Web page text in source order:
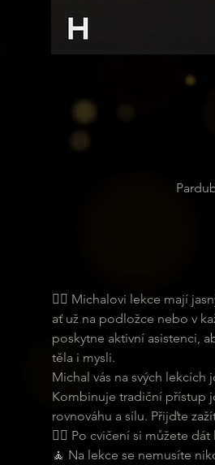
🧘‍♀ Michalovi lekce mají
ať už na podložce nebo v
poskytne aktivní asistenci,
těla i mysli.
Michal vás na svých
Kombinuje tradiční přístup
rovnováhu a sílu. Přijďte
🧘‍♂ Po cvičení si můžete
🧘 Na lekce se nemusíte